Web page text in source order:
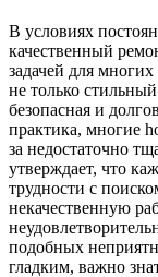
В условиях
качественный
задачей для
не только
безопасная и
практика, многие
за недостаточно
утверждает, что
трудности с
некачественную
подобных
гладким, важно